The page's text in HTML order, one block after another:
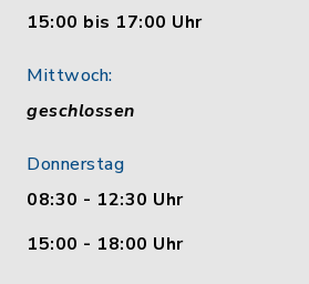
15:00 bis 17:00 Uhr
Mittwoch:
geschlossen
Donnerstag
08:30 - 12:30 Uhr
15:00 - 18:00 Uhr